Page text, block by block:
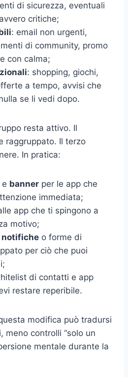
di sicurezza, eventuali
critiche;
: email non urgenti,
di community, promo
con calma;
: shopping, giochi,
a tempo, avvisi che
se li vedi dopo.
resta attivo. Il
raggruppato. Il terzo
In pratica:
e banner per le app che
immediata;
app che ti spingono a
motivo;
notifiche o forme di
per ciò che puoi
di contatti e app
restare reperibile.
modifica può tradursi
meno controlli “solo un
mentale durante la